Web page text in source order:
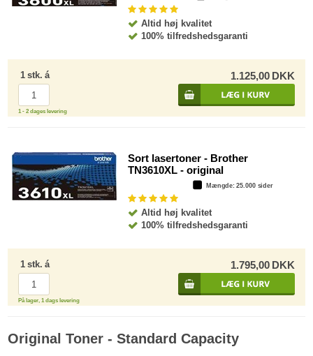
Altid høj kvalitet
100% tilfredshedsgaranti
1 stk. á 1.125,00 DKK
1 - 2 dages levering
Sort lasertoner - Brother
TN3610XL - original
Mængde: 25.000 sider
Altid høj kvalitet
100% tilfredshedsgaranti
1 stk. á 1.795,00 DKK
På lager, 1 dags levering
Original Toner - Standard Capacity